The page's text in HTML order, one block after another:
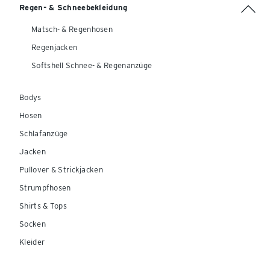
Regen- & Schneebekleidung
Matsch- & Regenhosen
Regenjacken
Softshell Schnee- & Regenanzüge
Bodys
Hosen
Schlafanzüge
Jacken
Pullover & Strickjacken
Strumpfhosen
Shirts & Tops
Socken
Kleider